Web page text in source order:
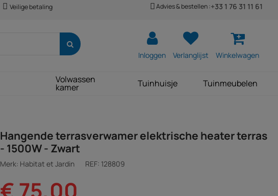
Veilige betaling Advies & bestellen :+33 1 76 31 11 61
Inloggen Verlanglijst Winkelwagen
Volwassen
kamer Tuinhuisje Tuinmeubelen
Hangende terrasverwamer elektrische heater terras
- 1500W - Zwart
Merk: Habitat et Jardin REF: 128809